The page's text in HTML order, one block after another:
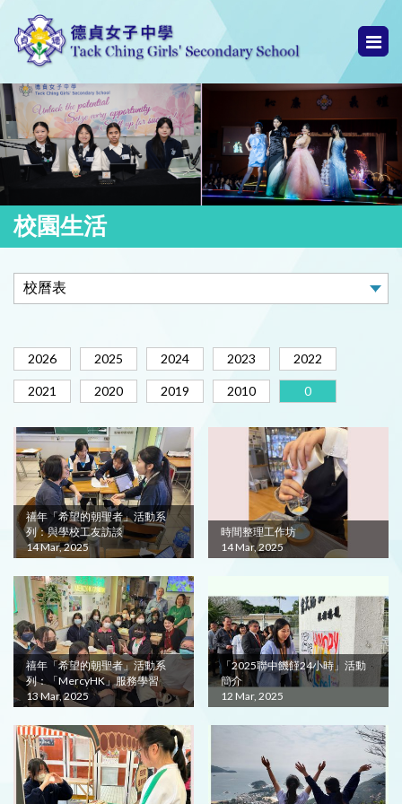
校園生活
2026 2025 2024 2023 2022
2021 2020 2019 2010 0
禧年「希望的朝聖者」活動系
列：與學校工友訪談
14 Mar, 2025
時間整理工作坊
14 Mar, 2025
禧年「希望的朝聖者」活動系
列：「MercyHK」服務學習
13 Mar, 2025
「2025聯中饑饉24小時」活動
簡介
12 Mar, 2025